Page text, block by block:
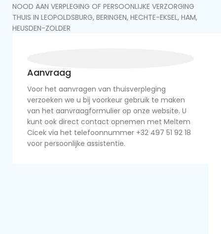
NOOD AAN VERPLEGING OF PERSOONLIJKE VERZORGING
THUIS IN LEOPOLDSBURG, BERINGEN, HECHTE-EKSEL, HAM,
HEUSDEN-ZOLDER
Aanvraag
Voor het aanvragen van thuisverpleging
verzoeken we u bij voorkeur gebruik te maken
van het aanvraagformulier op onze website. U
kunt ook direct contact opnemen met Meltem
Cicek via het telefoonnummer +32 497 51 92 18
voor persoonlijke assistentie.